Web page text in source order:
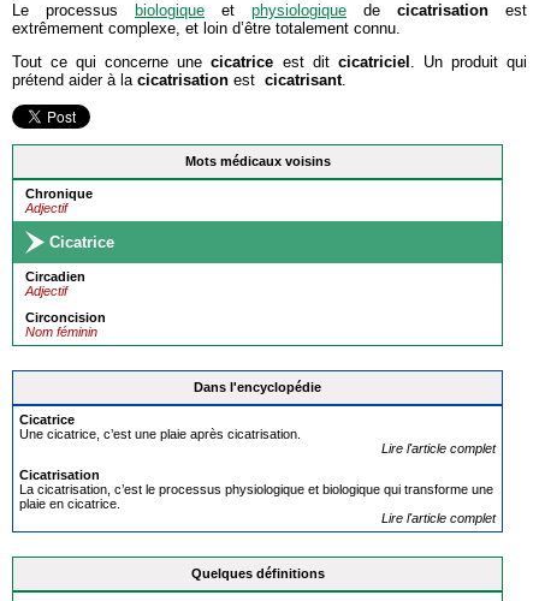
Mots médicaux voisins
Chronique
Adjectif
Cicatrice
Circadien
Adjectif
Circoncision
Nom féminin
Dans l'encyclopédie
Cicatrice
Une cicatrice, c’est une plaie après cicatrisation.
Lire l'article complet
Cicatrisation
La cicatrisation, c’est le processus physiologique et biologique qui transforme une
plaie en cicatrice.
Lire l'article complet
Quelques définitions
Le processus
biologique et physiologique de cicatrisation est
extrêmement complexe, et loin d’être totalement connu.
Tout ce qui concerne unecicatrice est dit cicatriciel . Un produit qui
prétend aider à la cicatrisation est cicatrisant.